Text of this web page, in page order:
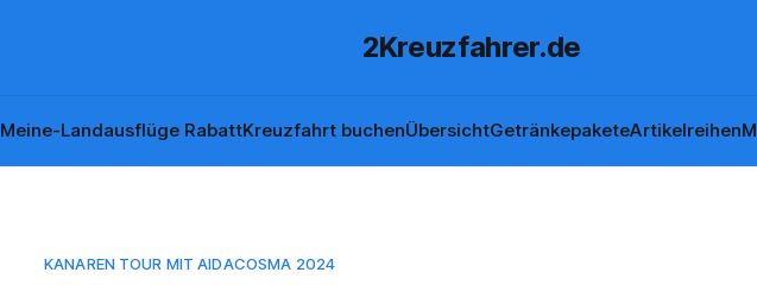
2Kreuzfahrer.de
Meine-Landausflüge RabattKreuzfahrt buchenÜbersichtGetränkepaketeArtikelreihen
KANAREN TOUR MIT AIDACOSMA 2024